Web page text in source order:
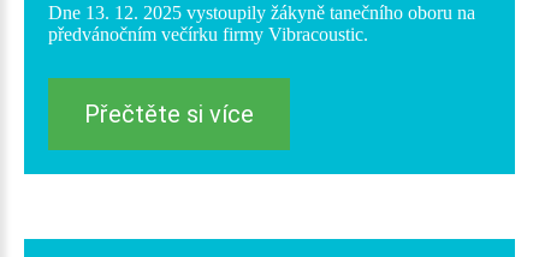
Dne 13. 12. 2025 vystoupily žákyně tanečního oboru na
předvánočním večírku firmy Vibracoustic.
Přečtěte si více